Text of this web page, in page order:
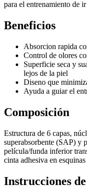
para el entrenamiento de
Beneficios
Absorcion rapida
Control de olores
Superficie seca y
lejos de la piel
Diseno que
Ayuda a guiar el
Composición
Estructura de 6 capas,
superabsorbente (SAP) y
película/funda inferior
cinta adhesiva en
Instrucciones de